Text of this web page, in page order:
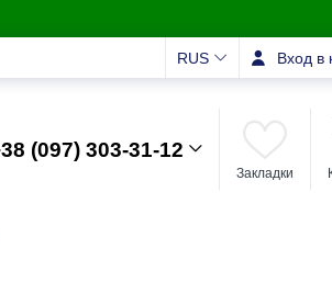
RUS Вход в
(097) 303-31-12
Закладки